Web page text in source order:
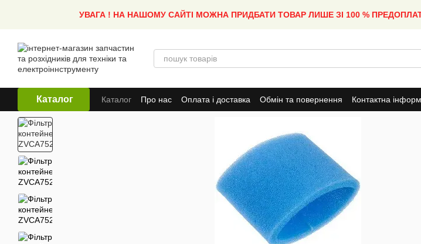
УВАГА ! НА НАШОМУ САЙТІ МОЖНА ПРИДБАТИ ТОВАР ЛИШЕ ЗІ 100 %
Каталог Каталог Про нас Оплата і доставка Обмін та повернення Контактна